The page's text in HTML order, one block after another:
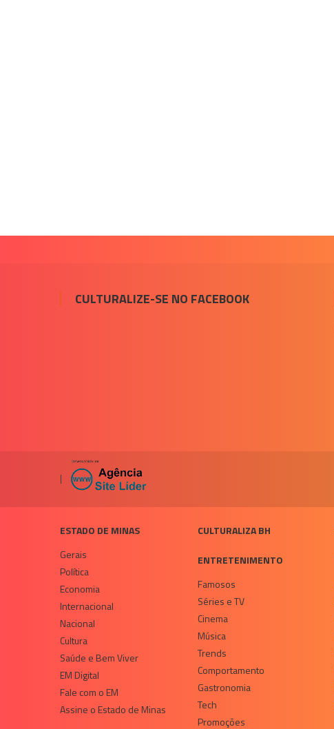
CULTURALIZE-SE NO FACEBOOK
|
ESTADO DE MINAS
Gerais
Política
Economia
Internacional
Nacional
Cultura
Saúde e Bem Viver
EM Digital
Fale com o EM
Assine o Estado de Minas
CULTURALIZA BH
ENTRETENIMENTO
Famosos
Séries e TV
Cinema
Música
Trends
Comportamento
Gastronomia
Tech
Promoções